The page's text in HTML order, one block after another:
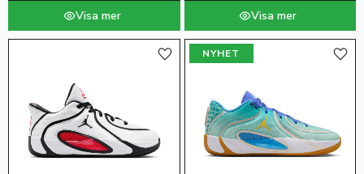
Lägg till i favoriter
NYHET